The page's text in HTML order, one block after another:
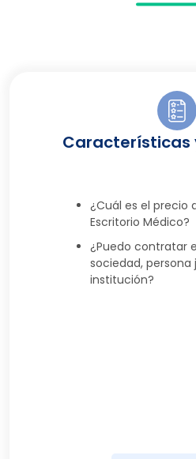
Características
¿Cuál es el precio
Escritorio Médico?
¿Puedo contratar
sociedad, persona
institución?